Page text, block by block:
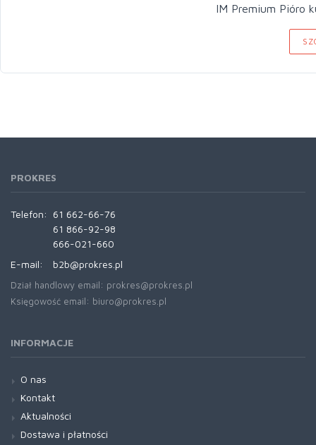
IM Premium
PROKRES
Telefon:
61 662-66-76
61 866-92-98
666-021-660
E-mail:
b2b@prokres.pl
Dział handlowy email: prokres@prokres.pl
Księgowość email: biuro@prokres.pl
INFORMACJE
O nas
Kontakt
Aktualności
Dostawa i płatności